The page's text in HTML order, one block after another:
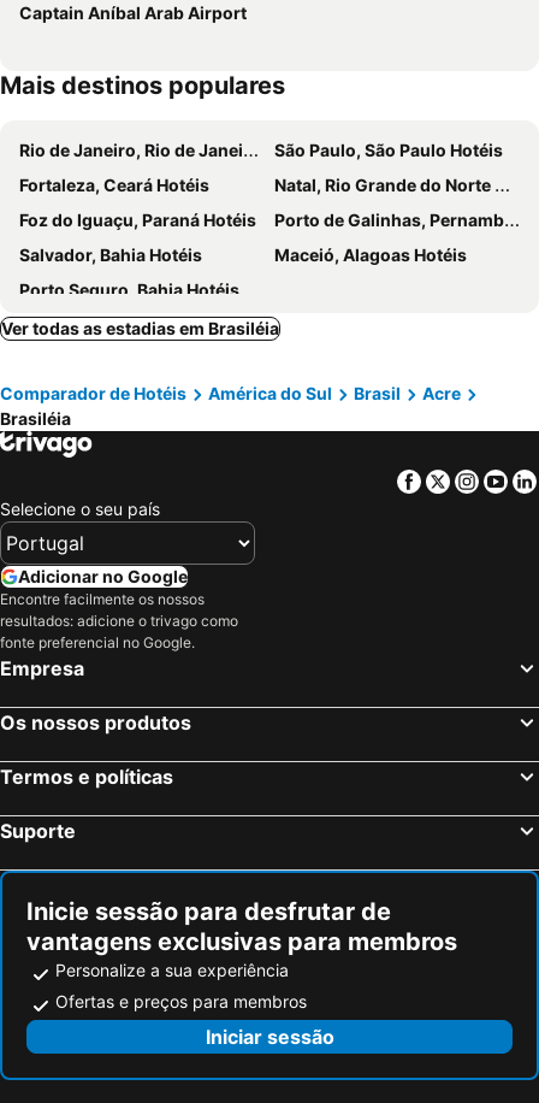
Captain Aníbal Arab Airport
Mais destinos populares
Rio de Janeiro, Rio de Janeiro Hotéis
São Paulo, São Paulo Hotéis
Fortaleza, Ceará Hotéis
Natal, Rio Grande do Norte Hotéis
Foz do Iguaçu, Paraná Hotéis
Porto de Galinhas, Pernambuco Hotéis
Salvador, Bahia Hotéis
Maceió, Alagoas Hotéis
Porto Seguro, Bahia Hotéis
Ver todas as estadias em Brasiléia
Comparador de Hotéis América do Sul Brasil
Acre
Brasiléia
Facebook
Twitter
Selecione o seu país
Adicionar no Google
Encontre facilmente os nossos
resultados: adicione o trivago como
fonte preferencial no Google.
Empresa
Os nossos produtos
Termos e políticas
Suporte
Inicie sessão para desfrutar de
vantagens exclusivas para membros
Personalize a sua experiência
Ofertas e preços para membros
Iniciar sessão